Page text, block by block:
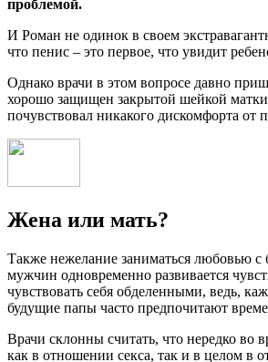
проблемой.
И Роман не одинок в своем
что пенис – это первое, что увидит
Однако врачи в этом вопросе давно
хорошо защищен закрытой шейкой
почувствовал никакого дискомфорта от
Жена или мать?
Также нежелание заниматься любовью
мужчин одновременно развивается
чувствовать себя обделенными, ведь,
будущие папы часто предпочитают
Врачи склонны считать, что нередко во
как в отношении секса, так и в целом в